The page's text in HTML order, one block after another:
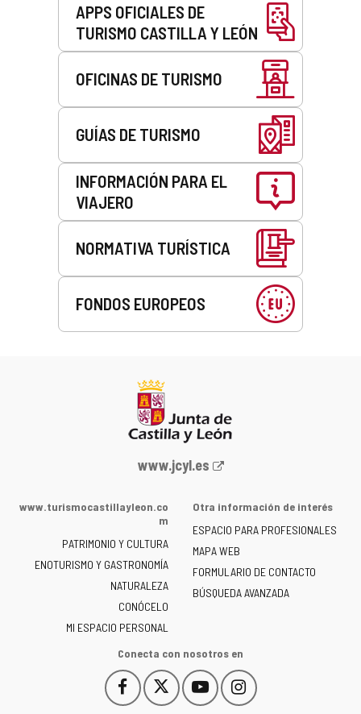
APPS OFICIALES DE
TURISMO CASTILLA Y LEÓN
OFICINAS DE TURISMO
GUÍAS DE TURISMO
INFORMACIÓN PARA EL
VIAJERO
NORMATIVA TURÍSTICA
FONDOS EUROPEOS
Portal
la
de
Castilla
y
León
-
www.jcyl.es
www.turismocastillayleon.co
m
PATRIMONIO Y CULTURA
ENOTURISMO Y GASTRONOMÍA
NATURALEZA
CONÓCELO
MI ESPACIO PERSONAL
Otra información de interés
ESPACIO PARA PROFESIONALES
MAPA WEB
FORMULARIO DE CONTACTO
BÚSQUEDA AVANZADA
Conecta con nosotros en
Facebook
Este
enlace
Este
enlace
YouTube
Este
enlace
Instagram
Este
enlace